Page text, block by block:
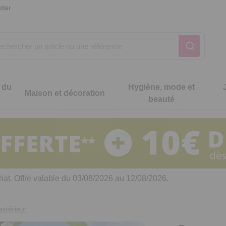
cuisine
de cuisine malins
Notre produit du
Notre produit du
Maison et décoration
Notre produit du
Hygiène, mode et
beauté
intimité
Notre produit du
Notre produit du
Notre produit du
Offre valable du 03/08/2026 au 12/08/2026.